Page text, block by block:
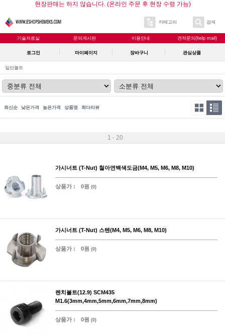
현장판매는 하지 않습니다. (온라인 주문 후 현장 수령 가능)
카테고리 검색
기술자료실 문의게시판 이용안내 견적문의(help mail)
로그인 마이페이지 장바구니 관심상품
일반볼트
최신순 낮은가격 높은가격 상품명 최다리뷰
1 - 20
가시너트 (T-Nut) 철아연백색도금(M4, M5, M6, M8, M10)
상품가 : 0원 (0)
가시너트 (T-Nut) 스텐(M4, M5, M6, M8, M10)
상품가 : 0원 (0)
렌치볼트(12.9) SCM435
M1.6(3mm,4mm,5mm,6mm,7mm,8mm)
상품가 : 0원 (0)